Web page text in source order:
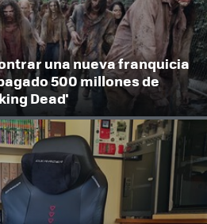
una nueva franquicia
500 millones de
Dead'